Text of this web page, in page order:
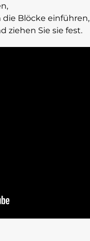
die Blöcke einführen,
ziehen Sie sie fest.